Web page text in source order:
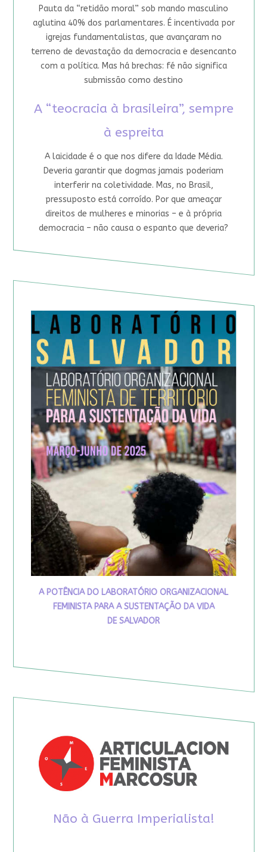
Pauta da “retidão moral” sob mando masculino
aglutina 40% dos parlamentares. É incentivada por
igrejas fundamentalistas, que avançaram no
terreno de devastação da democracia e desencanto
com a política. Mas há brechas: fé não significa
submissão como destino
A “teocracia à brasileira”, sempre
à espreita
A laicidade é o que nos difere da Idade Média.
Deveria garantir que dogmas jamais poderiam
interferir na coletividade. Mas, no Brasil,
pressuposto está corroído. Por que ameaçar
direitos de mulheres e minorias – e à própria
democracia – não causa o espanto que deveria?
A POTÊNCIA DO LABORATÓRIO ORGANIZACIONAL
FEMINISTA PARA A SUSTENTAÇÃO DA VIDA
DE SALVADOR
Não à Guerra Imperialista!